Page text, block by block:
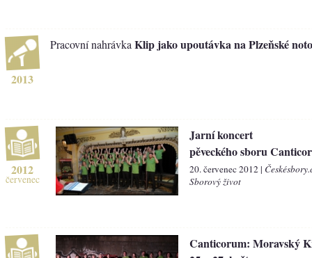
2013
Pracovní nahrávka Klip jako upoutávka na Plzeňské
2012
červenec
Jarní koncert
pěveckého sboru
20. červenec 2012 |
Sborový život
Canticorum: Moravský